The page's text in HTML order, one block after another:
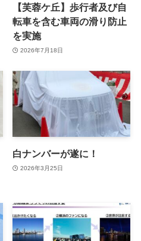
【芙蓉ケ丘】歩行者及び自
転車を含む車両の滑り防止
を実施
2026年7月18日
白ナンバーが遂に！
2026年3月25日